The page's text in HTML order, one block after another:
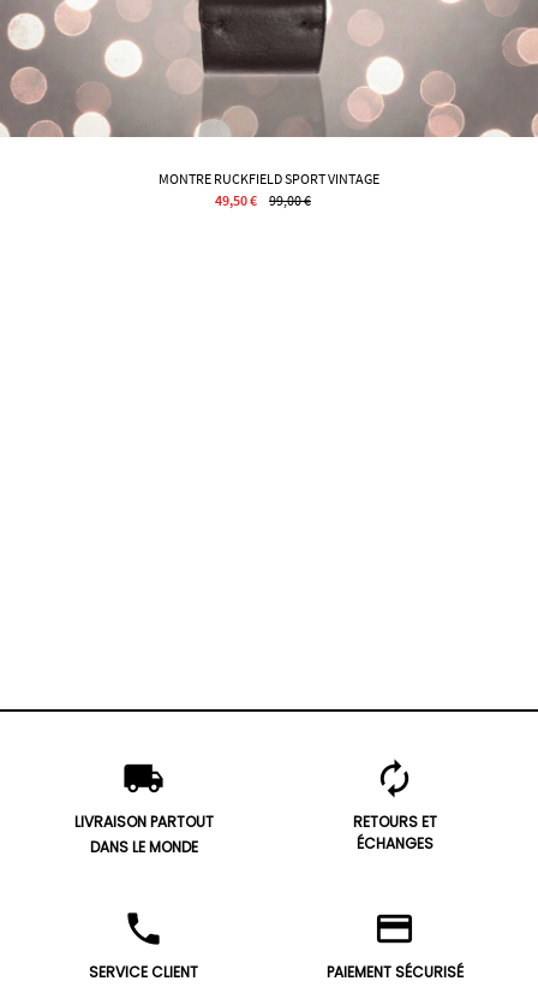
MONTRE RUCKFIELD SPORT VINTAGE
49,50 €
99,00 €
local_shipping
LIVRAISON PARTOUT
DANS LE MONDE
autorenew
RETOURS ET
ÉCHANGES
phone
SERVICE CLIENT
credit_card
PAIEMENT SÉCURISÉ